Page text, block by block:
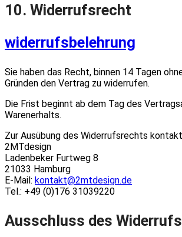
10. Widerrufsrecht
widerrufsbelehrung
Sie haben das Recht, binnen 14 Tagen
Gründen den Vertrag zu widerrufen.
Die Frist beginnt ab dem Tag des
Warenerhalts.
Zur Ausübung des Widerrufsrechts
2MTdesign
Ladenbeker Furtweg 8
21033 Hamburg
E-Mail: kontakt@2mtdesign.de
Tel.: +49 (0)176 31039220
Ausschluss des